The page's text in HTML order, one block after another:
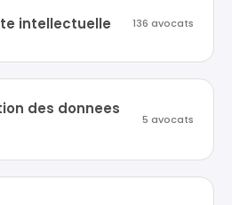
intellectuelle 136 avocats
des donnees
5 avocats